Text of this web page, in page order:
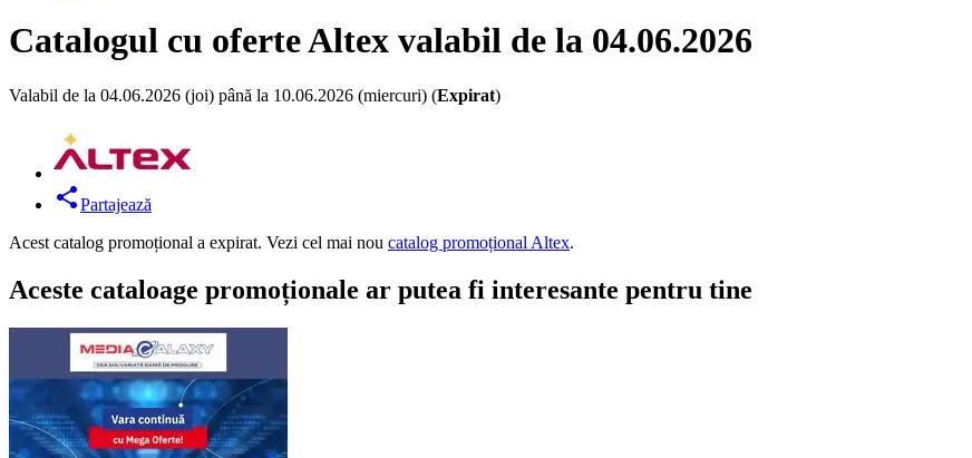
Catalogul cu oferte Altex valabil de la 04.06.2026
Valabil de la 04.06.2026 (joi) până la 10.06.2026 (miercuri) (Expirat)
Partajează
Acest catalog promoțional a expirat. Vezi cel mai nou catalog promoțional Altex.
Aceste cataloage promoționale ar putea fi interesante pentru tine